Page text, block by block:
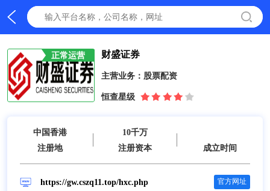
正常运营 财盛证券
主营业务： 股票配资
恒查星级
中国香港
注册地
10千万
注册资本
成立时间
https://gw.cszq11.top/hxc.php 官方网址